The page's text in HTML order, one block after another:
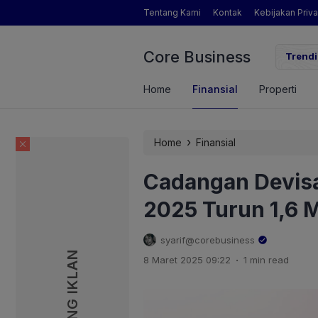
Tentang Kami Kontak Kebijakan
Core Business
Pertanian yang Dimaksud Mentan Amran?
Home Finansial Properti
Home › Finansial
Cadangan
2025 Turun 1,6
syarif@corebusiness
8 Maret 2025 09:22 . 1 min read